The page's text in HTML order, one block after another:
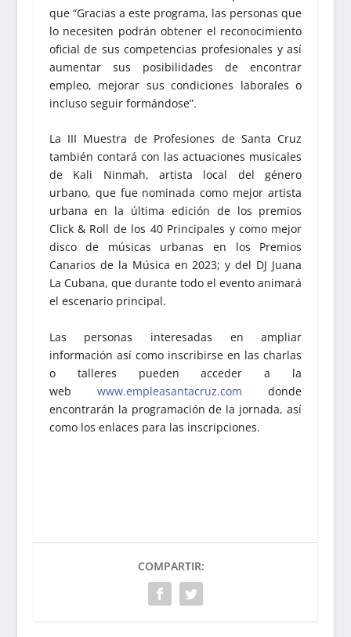
que “Gracias a este programa, las personas que
lo necesiten podrán obtener el reconocimiento
oficial de sus competencias profesionales y así
aumentar sus posibilidades de encontrar
empleo, mejorar sus condiciones laborales o
incluso seguir formándose”.
La III Muestra de Profesiones de Santa Cruz
también contará con las actuaciones musicales
de Kali Ninmah, artista local del género
urbano, que fue nominada como mejor artista
urbana en la última edición de los premios
Click & Roll de los 40 Principales y como mejor
disco de músicas urbanas en los Premios
Canarios de la Música en 2023; y del DJ Juana
La Cubana, que durante todo el evento animará
el escenario principal.
Las personas interesadas en ampliar
información así como inscribirse en las charlas
o talleres pueden acceder a la
web www.empleasantacruz.com donde
encontrarán la programación de la jornada, así
como los enlaces para las inscripciones.
COMPARTIR: